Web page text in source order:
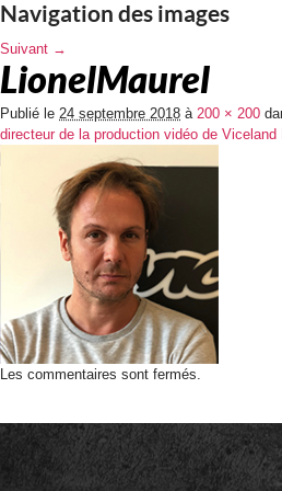
Navigation des images
Suivant →
LionelMaurel
Publié le 24 septembre 2018 à 200 × 200
directeur de la production vidéo de Viceland
Les commentaires sont fermés.